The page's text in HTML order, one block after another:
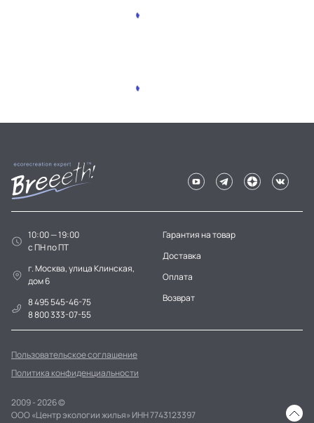
10:00 — 19:00
c ПН по ПТ
г. Москва, улица Клинская,
дом 6
8 495 545-46-75
8 800 333-07-55
Гарантия на товар
Доставка
Оплата
Возврат
Пользовательское соглашение
Политика конфиденциальности
2009 - 2026 ©
ООО «Центр экологии жилья» ИНН 7743123397